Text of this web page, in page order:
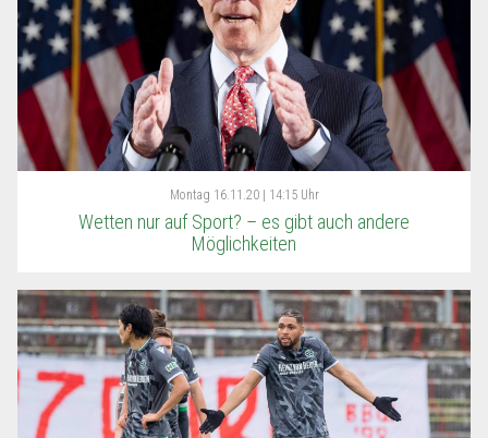
Montag 16.11.20 | 14:15 Uhr
Wetten nur auf Sport? – es gibt auch andere
Möglichkeiten